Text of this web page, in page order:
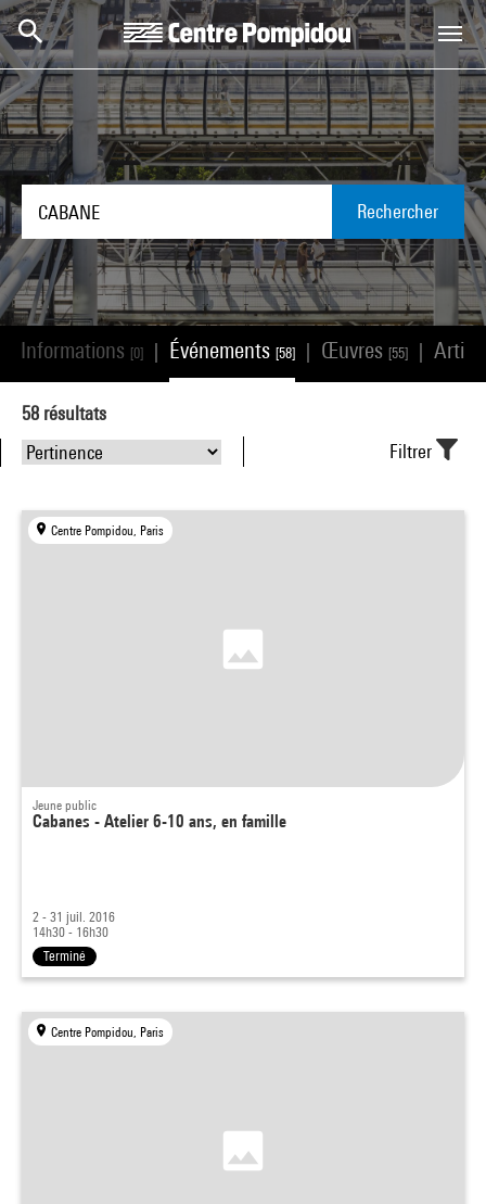
Aller au contenu principal
Centre Pompidou
Rechercher
Informations [0] Événements [58] Œuvres [55]
58 résultats
Filtrer
Centre Pompidou, Paris
Jeune public
Cabanes - Atelier 6-10 ans, en famille
2 - 31 juil. 2016
14h30 - 16h30
Terminé
Centre Pompidou, Paris